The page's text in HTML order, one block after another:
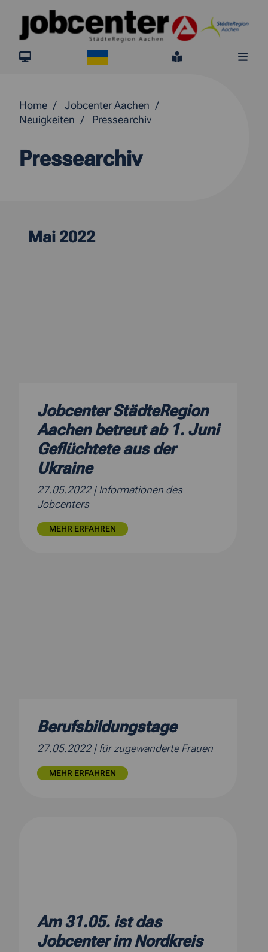
Springe direkt zum Inhalt
jobcenter.digital
Leichte
Home
Jobcenter Aachen
Neuigkeiten
Pressearchiv
Pressearchiv
Mai 2022
Jobcenter StädteRegion
Aachen betreut ab 1. Juni
Geflüchtete aus der
Ukraine
27.05.2022 | Informationen des
Jobcenters
MEHR ERFAHREN
Berufsbildungstage
27.05.2022 | für zugewanderte Frauen
MEHR ERFAHREN
Am 31.05. ist das
Jobcenter im Nordkreis